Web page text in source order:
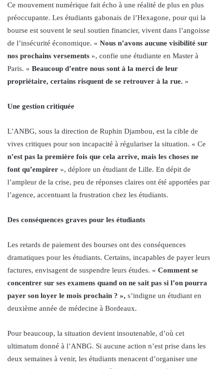
Ce mouvement numérique fait écho à une réalité de plus en plus
préoccupante. Les étudiants gabonais de l’Hexagone, pour qui la
bourse est souvent le seul soutien financier, vivent dans l’angoisse
de l’insécurité économique. « Nous n’avons aucune visibilité sur
nos prochains versements », confie une étudiante en Master à
Paris. « Beaucoup d’entre nous sont à la merci de leur
propriétaire, certains risquent de se retrouver à la rue. »
Une gestion critiquée
L’ANBG, sous la direction de Ruphin Djambou, est la cible de
vives critiques pour son incapacité à régulariser la situation. « Ce
n’est pas la première fois que cela arrive, mais les choses ne
font qu’empirer », déplore un étudiant de Lille. En dépit de
l’ampleur de la crise, peu de réponses claires ont été apportées par
l’agence, accentuant la frustration chez les étudiants.
Des conséquences graves pour les étudiants
Les retards de paiement des bourses ont des conséquences
dramatiques pour les étudiants. Certains, incapables de payer leurs
factures, envisagent de suspendre leurs études. « Comment se
concentrer sur ses examens quand on ne sait pas si l’on pourra
payer son loyer le mois prochain ? », s’indigne un étudiant en
deuxième année de médecine à Bordeaux.
Pour beaucoup, la situation devient insoutenable, d’où cet
ultimatum donné à l’ANBG. Si aucune action n’est prise dans les
deux semaines à venir, les étudiants menacent d’organiser une